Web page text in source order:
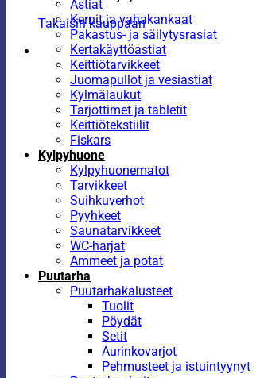
Takaisin kauppaan
Astiat
Kernit ja vahakankaat
Pakastus- ja säilytysrasiat
Kertakäyttöastiat
Keittiötarvikkeet
Juomapullot ja vesiastiat
Kylmälaukut
Tarjottimet ja tabletit
Keittiötekstiilit
Fiskars
Kylpyhuone
Kylpyhuonematot
Tarvikkeet
Suihkuverhot
Pyyhkeet
Saunatarvikkeet
WC-harjat
Ammeet ja potat
Puutarha
Puutarhakalusteet
Tuolit
Pöydät
Setit
Aurinkovarjot
Pehmusteet ja istuintyynyt